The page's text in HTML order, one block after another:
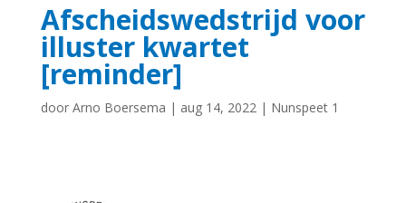
Afscheidswedstrijd voor
illuster kwartet
[reminder]
door Arno Boersema | aug 14, 2022| Nunspeet 1